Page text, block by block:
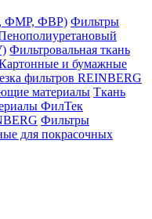
ФМР, ФВР) Фильтры
Фильтровальная ткань
и бумажные
фильтров REINBERG
материалы Ткань
ФилТек
Фильтры
для покрасочных